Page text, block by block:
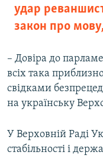
удар
закон про
– Довіра до
всіх така
свідками
на українську
У Верховній Раді
стабільності і